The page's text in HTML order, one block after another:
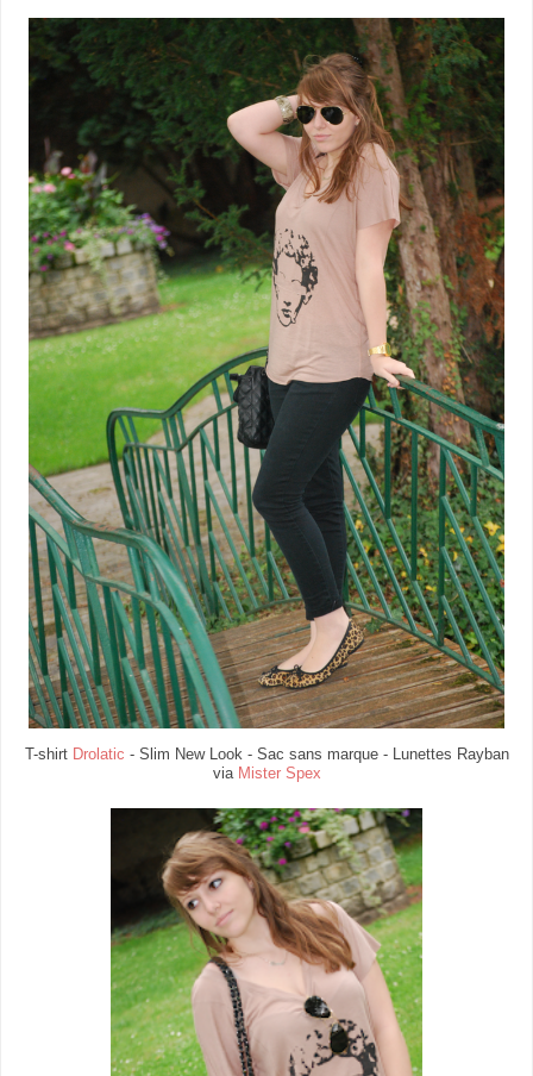
T-shirt Drolatic - Slim New Look - Sac sans marque - Lunettes Rayban
via Mister Spex